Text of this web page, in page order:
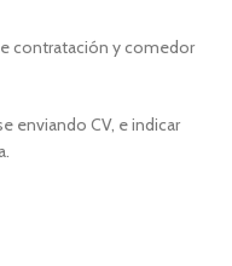
contratación y comedor
enviando CV, e indicar